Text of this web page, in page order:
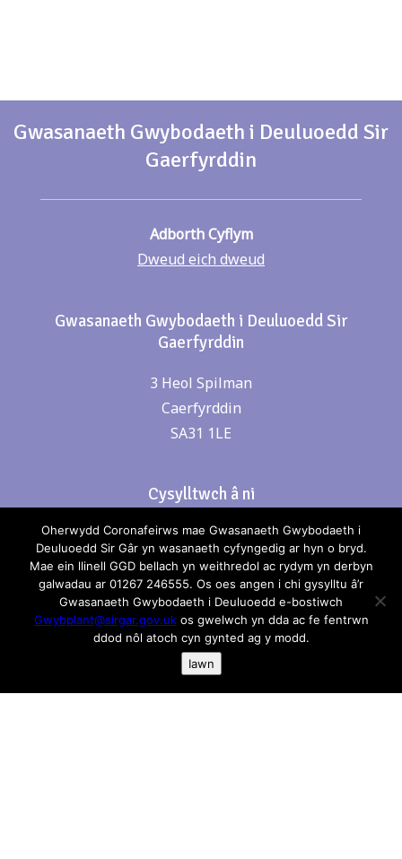
Gwasanaeth Gwybodaeth i Deuluoedd Sir
Gaerfyrddin
Adborth Cyflym
Dweud eich dweud
Gwasanaeth Gwybodaeth i Deuluoedd Sir
Gaerfyrddin
3 Heol Spilman
Caerfyrddin
SA31 1LE
Cysylltwch â ni
Rhif Ffon: 01267 246555
e-bost:gwybplant@sirgar.gov.uk
Os oes unrhyw beth yn anghywir neu allan o ddyddiad
Oherwydd Coronafeirws mae Gwasanaeth Gwybodaeth i
Deuluoedd Sir Gâr yn wasanaeth cyfyngedig ar hyn o bryd.
Mae ein llinell GGD bellach yn weithredol ac rydym yn derbyn
galwadau ar 01267 246555. Os oes angen i chi gysylltu â’r
Gwasanaeth Gwybodaeth i Deuluoedd e-bostiwch
Gwybplant@sirgar.gov.ukos gwelwch yn dda ac fe fentrwn
ddod nôl atoch cyn gynted ag y modd.
Iawn